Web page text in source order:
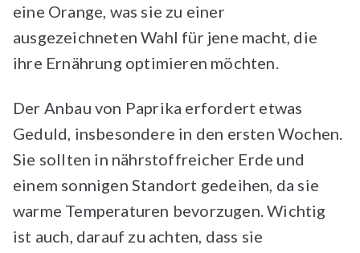
eine Orange, was sie zu einer
ausgezeichneten Wahl für jene macht, die
ihre Ernährung optimieren möchten.
Der Anbau von Paprika erfordert etwas
Geduld, insbesondere in den ersten Wochen.
Sie sollten in nährstoffreicher Erde und
einem sonnigen Standort gedeihen, da sie
warme Temperaturen bevorzugen. Wichtig
ist auch, darauf zu achten, dass sie